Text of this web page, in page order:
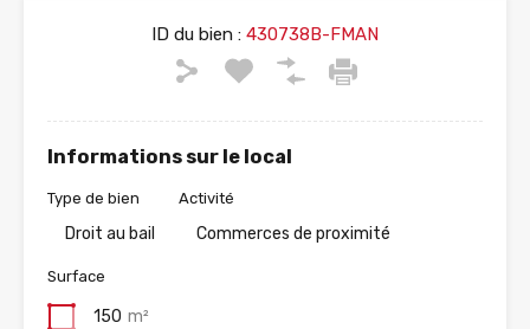
ID du bien : 430738B-FMAN
Informations sur le local
Type de bien
Droit au bail
Activité
Commerces de proximité
Surface
150 m²